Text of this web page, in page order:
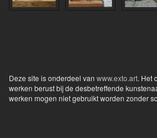
Deze site is onderdeel van www.exto.art. Het
werken berust bij de desbetreffende
werken mogen niet gebruikt worden zonder